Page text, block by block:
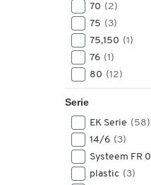
70 (2)
75 (3)
75,150 (1)
76 (1)
80 (12)
96(5)
150(3)
Serie
EK Serie (58)
14/6 (3)
Systeem FR 0
plastic (3)